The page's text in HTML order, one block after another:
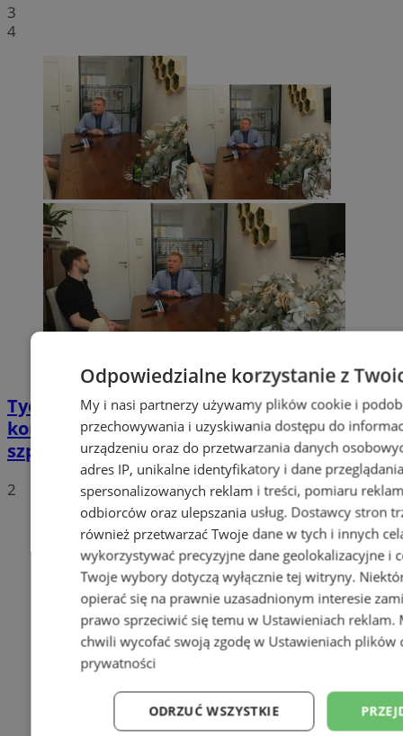
3
4
Tychy: Bitcoiny i Fundacja TVS walczą z
koronawirusem. Ogromna darowizna dla
szpitala
2
Odpowiedzialne korzystanie z
My i nasi partnerzy używamy plików cookie i
przechowywania i uzyskiwania dostępu do
urządzeniu oraz do przetwarzania danych
adres IP, unikalne identyfikatory i dane
spersonalizowanych reklam i treści, pomiaru
odbiorców oraz ulepszania usług. Dostawcy stron
również przetwarzać Twoje dane w tych i innych
wykorzystywać precyzyjne dane geolokalizacyjne i
Twoje wybory dotyczą wyłącznie tej witryny.
opierać się na prawnie uzasadnionym interesie
prawo sprzeciwić się temu w Ustawieniach reklam.
chwili wycofać swoją zgodę w Ustawieniach plików
prywatności
ODRZUĆ WSZYSTKIE